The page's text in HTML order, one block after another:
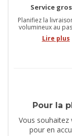
Service
Planifiez la
volumineux au
Lire plus
Pour la
Vous souhaitez
pour en